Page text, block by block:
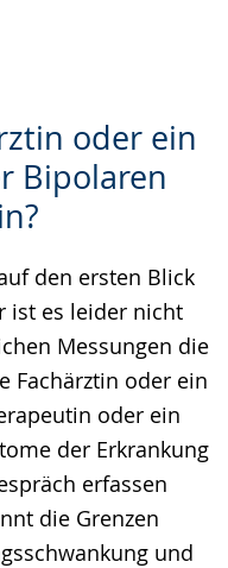
oder ein
Bipolaren
den ersten Blick
ist es leider nicht
Messungen die
Fachärztin oder ein
oder ein
der Erkrankung
erfassen
die Grenzen
und